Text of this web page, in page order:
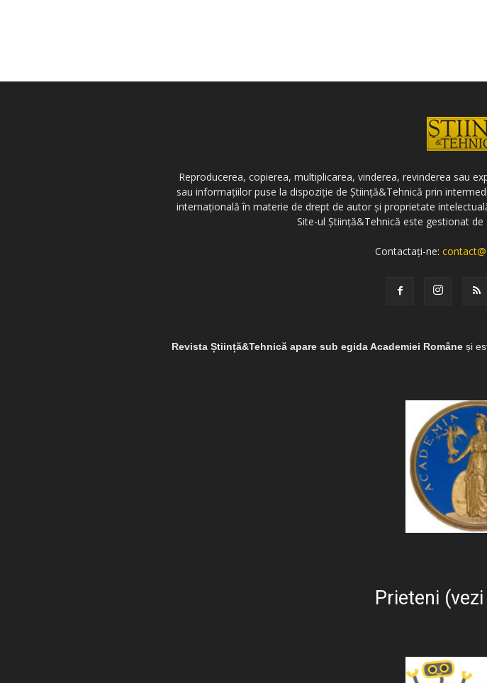
Reproducerea, copierea, multiplicarea, vinderea, revinderea sau
sau informațiilor puse la dispoziție de Știință&Tehnică prin
internațională în materie de drept de autor și proprietate
Site-ul Știință&Tehnică este gestionat
Contactați-ne:
Revista Știință&Tehnică apare sub egida Academiei Române și
Prieteni